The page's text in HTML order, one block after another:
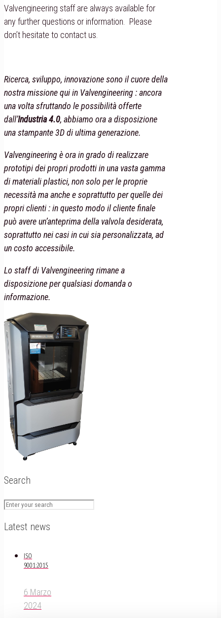
Valvengineering staff are always available for
any further questions or information. Please
don’t hesitate to contact us.
Ricerca, sviluppo, innovazione sono il cuore della
nostra missione qui in Valvengineering : ancora
una volta sfruttando le possibilità offerte
dall’Industria 4.0, abbiamo ora a disposizione
una stampante 3D di ultima generazione.
Valvengineering è ora in grado di realizzare
prototipi dei propri prodotti in una vasta gamma
di materiali plastici, non solo per le proprie
necessità ma anche e soprattutto per quelle dei
propri clienti : in questo modo il cliente finale
può avere un’anteprima della valvola desiderata,
soprattutto nei casi in cui sia personalizzata, ad
un costo accessibile.
Lo staff di Valvengineering rimane a
disposizione per qualsiasi domanda o
informazione.
Search
Latest news
ISO
9001:2015
6 Marzo
2024